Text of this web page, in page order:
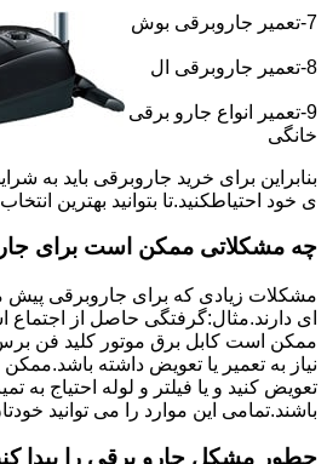
7-تعمیر جاروبرقی بوش
8-تعمیر جاروبرقی ال
9-تعمیر انواع جارو برقی
خانگی
بنابراین برای خرید جاروبرقی باید به
ی خود احتیاطکنید.تا بتوانید بهترین
چه مشکلاتی ممکن است برای
مشکلات زیادی که برای جاروبرقی پیش
ای دارند.مثال:گرفتگی حاصل از اجتماع
ممکن است کابل برق موتور کلید فن برس
نیاز به تعمیر یا تعویض داشته
تعویض کنید و یا فیلتر و لوله احتیاج به
باشند.تمامی این موارد را می توانید
چطور مشکل جارو برقی را پیدا